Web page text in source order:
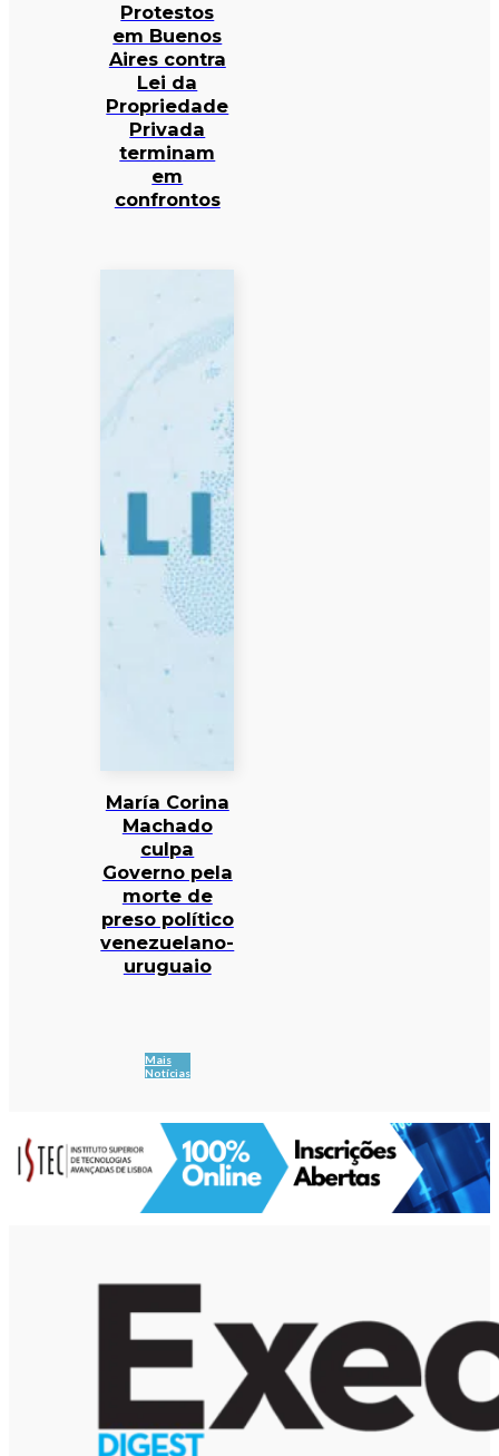
Protestos
em Buenos
Aires contra
Lei da
Propriedade
Privada
terminam
em
confrontos
María Corina
Machado
culpa
Governo pela
morte de
preso político
venezuelano-
uruguaio
Mais
Notícias